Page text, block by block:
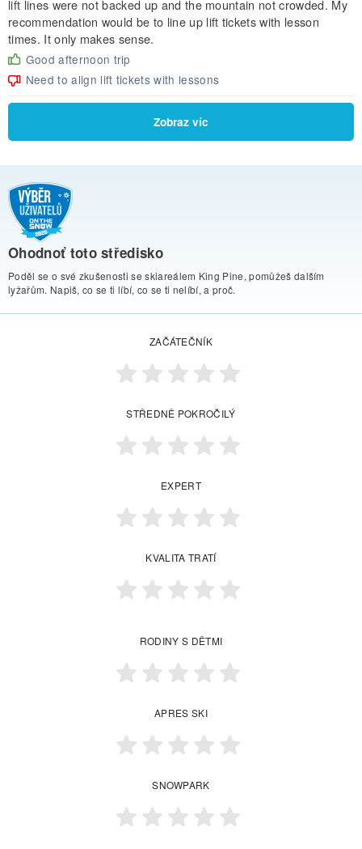
lift lines were not backed up and the mountain not crowded. My
recommendation would be to line up lift tickets with lesson
times. It only makes sense.
Good afternoon trip
Need to align lift tickets with lessons
Zobraz víc
Ohodnoť toto středisko
Poděl se o své zkušenosti se skiareálem King Pine, pomůžeš dalším
lyžařům. Napiš, co se ti líbí, co se ti nelíbí, a proč.
ZAČÁTEČNÍK
STŘEDNĚ POKROČILÝ
EXPERT
KVALITA TRATÍ
RODINY S DĚTMI
APRES SKI
SNOWPARK